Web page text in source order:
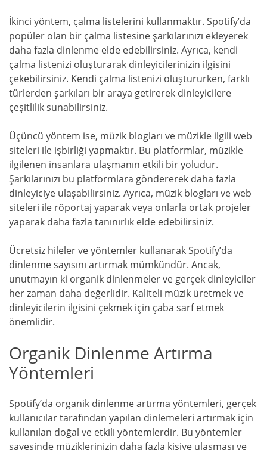
İkinci yöntem, çalma listelerini kullanmaktır. Spotify’da
popüler olan bir çalma listesine şarkılarınızı ekleyerek
daha fazla dinlenme elde edebilirsiniz. Ayrıca, kendi
çalma listenizi oluşturarak dinleyicilerinizin ilgisini
çekebilirsiniz. Kendi çalma listenizi oluştururken, farklı
türlerden şarkıları bir araya getirerek dinleyicilere
çeşitlilik sunabilirsiniz.
Üçüncü yöntem ise, müzik blogları ve müzikle ilgili web
siteleri ile işbirliği yapmaktır. Bu platformlar, müzikle
ilgilenen insanlara ulaşmanın etkili bir yoludur.
Şarkılarınızı bu platformlara göndererek daha fazla
dinleyiciye ulaşabilirsiniz. Ayrıca, müzik blogları ve web
siteleri ile röportaj yaparak veya onlarla ortak projeler
yaparak daha fazla tanınırlık elde edebilirsiniz.
Ücretsiz hileler ve yöntemler kullanarak Spotify’da
dinlenme sayısını artırmak mümkündür. Ancak,
unutmayın ki organik dinlenmeler ve gerçek dinleyiciler
her zaman daha değerlidir. Kaliteli müzik üretmek ve
dinleyicilerin ilgisini çekmek için çaba sarf etmek
önemlidir.
Organik Dinlenme Artırma
Yöntemleri
Spotify’da organik dinlenme artırma yöntemleri, gerçek
kullanıcılar tarafından yapılan dinlemeleri artırmak için
kullanılan doğal ve etkili yöntemlerdir. Bu yöntemler
sayesinde müziklerinizin daha fazla kişiye ulaşması ve